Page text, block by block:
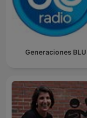
Generaciones BLU